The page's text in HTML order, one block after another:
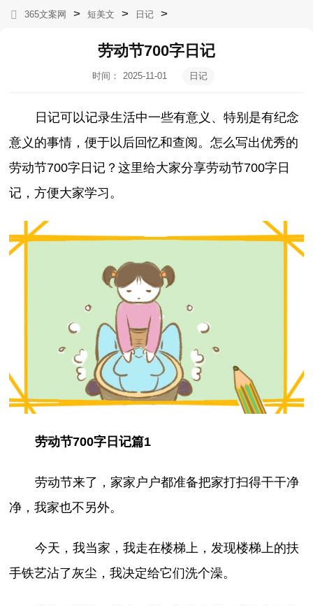
365文案网 > 短美文 > 日记 >
劳动节700字日记
时间：
2025-11-01
日记
日记可以记录生活中一些有意义、特别是有纪念
意义的事情，便于以后回忆和查阅。怎么写出优秀的
劳动节700字日记？这里给大家分享劳动节700字日
记，方便大家学习。
劳动节700字日记篇1
劳动节来了，家家户户都准备把家打扫得干干净
净，我家也不另外。
今天，我当家，我走在楼梯上，发现楼梯上的扶
手铁艺沾了灰尘，我决定给它们洗个澡。